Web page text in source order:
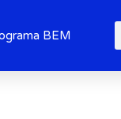
BEM